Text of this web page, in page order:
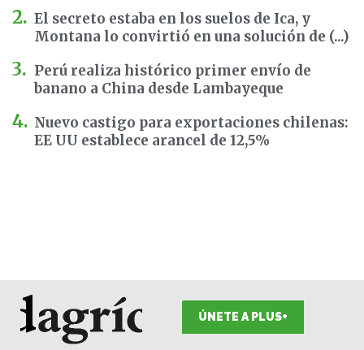
El secreto estaba en los suelos de Ica, y
Montana lo convirtió en una solución de (...)
Perú realiza histórico primer envío de
banano a China desde Lambayeque
Nuevo castigo para exportaciones chilenas:
EE UU establece arancel de 12,5%
ÚNETE A PLUS+